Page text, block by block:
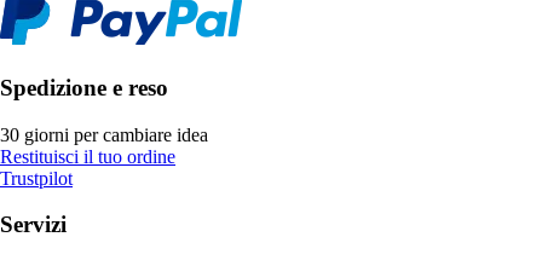
Spedizione e reso
30 giorni per cambiare idea
Restituisci il tuo ordine
Trustpilot
Servizi